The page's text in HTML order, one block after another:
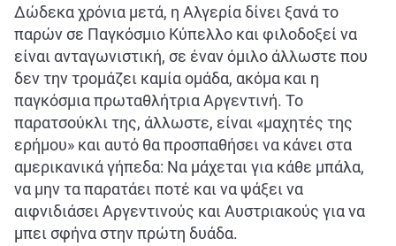
QUIZ
ΑΘΛΗΤΙΚΑ
ΣΥΝΕΝΤΕΥΞΕΙΣ
ΑΘΛΗΤΙΚΕΣ ΜΕΤΑΔΟΣΕΙΣ
Εξυπηρέτηση Πελατών
Δώδεκα χρόνια μετά, η Αλγερία δίνει ξανά το
παρών σε Παγκόσμιο Κύπελλο και φιλοδοξεί να
είναι ανταγωνιστική, σε έναν όμιλο άλλωστε που
δεν την τρομάζει καμία ομάδα, ακόμα και η
παγκόσμια πρωταθλήτρια Αργεντινή. Το
παρατσούκλι της, άλλωστε, είναι «μαχητές της
ερήμου» και αυτό θα προσπαθήσει να κάνει στα
αμερικανικά γήπεδα: Να μάχεται για κάθε μπάλα,
να μην τα παρατάει ποτέ και να ψάξει να
αιφνιδιάσει Αργεντινούς και Αυστριακούς για να
μπει σφήνα στην πρώτη δυάδα.